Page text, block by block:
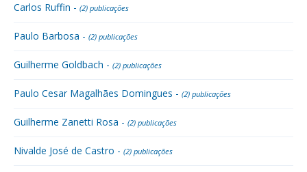
Carlos Ruffin - (2) publicações
Paulo Barbosa - (2) publicações
Guilherme Goldbach - (2) publicações
Paulo Cesar Magalhães Domingues - (2) publicações
Guilherme Zanetti Rosa - (2) publicações
Nivalde José de Castro - (2) publicações